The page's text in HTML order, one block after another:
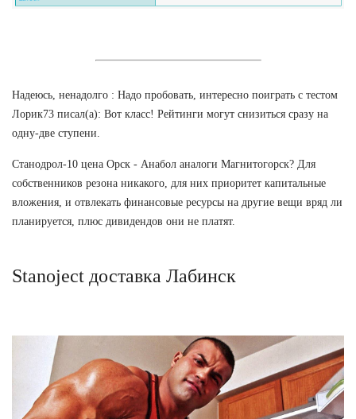
Надеюсь, ненадолго : Надо пробовать, интересно поиграть с тестом
Лорик73 писал(а): Вот класс! Рейтинги могут снизиться сразу на
одну-две ступени.
Станодрол-10 цена Орск - Анабол аналоги Магнитогорск? Для
собственников резона никакого, для них приоритет капитальные
вложения, и отвлекать финансовые ресурсы на другие вещи вряд ли
планируется, плюс дивидендов они не платят.
Stanoject доставка Лабинск